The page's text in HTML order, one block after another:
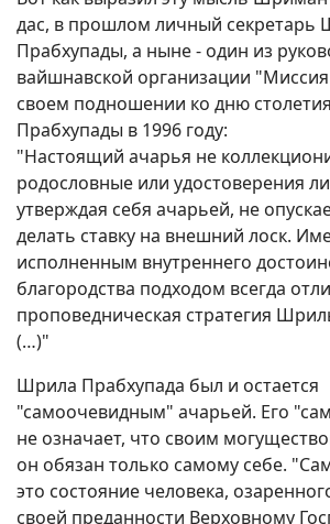
дас, в прошлом личный секретарь
Прабхупады, а ныне - один из
вайшнавской организации
своем подношении ко дню
Прабхупады в 1996 году:
"Настоящий ачарья не
родословные или удостоверения
утверждая себя ачарьей, не
делать ставку на внешний лоск.
исполненным внутреннего
благородства подходом всегда
проповедническая стратегия
(…)"
Шрила Прабхупада был и остается
"самоочевидным" ачарьей. Его
не означает, что своим
он обязан только самому себе.
это состояние человека,
своей преданности Верховному